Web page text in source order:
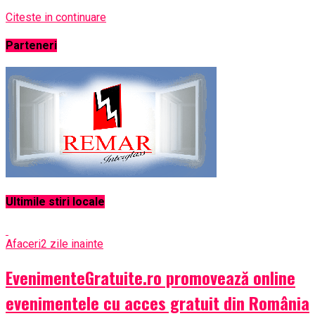
Citeste in continuare
Parteneri
Ultimile stiri locale
Afaceri2 zile inainte
EvenimenteGratuite.ro promovează online
evenimentele cu acces gratuit din România